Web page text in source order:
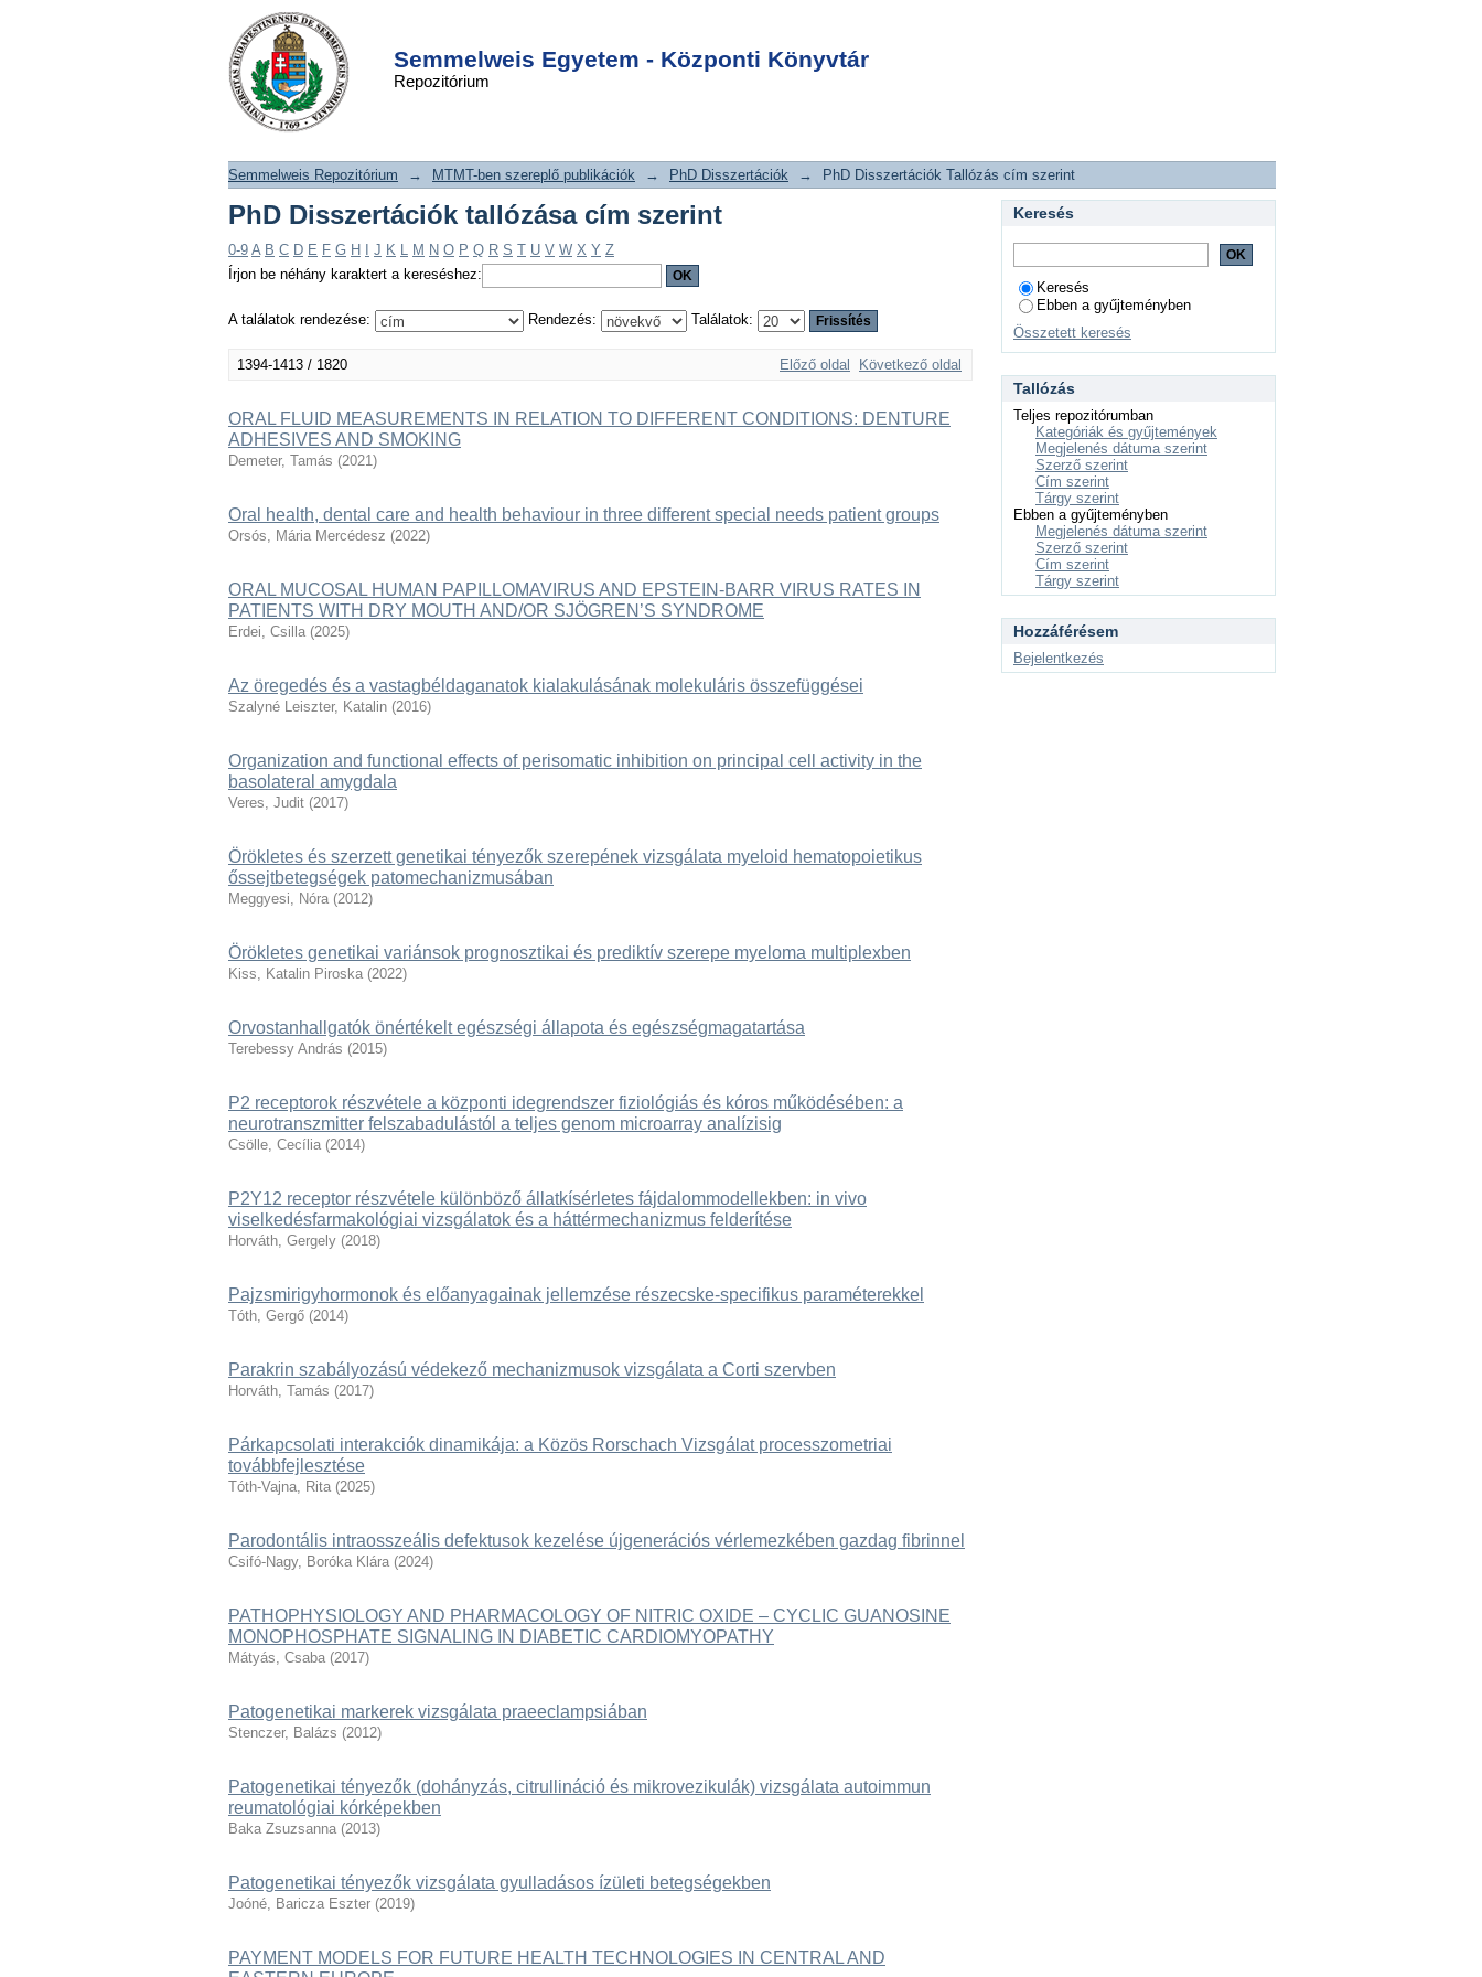
Semmelweis Egyetem - Központi Könyvtár
Repozitórium
PhD Disszertációk tallózása cím
szerint
DSpace/Manakin Repository
Semmelweis Repozitórium → MTMT-ben szereplő publikációk → PhD Disszertációk → PhD Disszertációk Tallózás cím szerint
PhD Disszertációk tallózása cím szerint
0-9 A B C D E F G H J K L M N O P Q R S T U V W X Y Z
Írjon be néhány karaktert a kereséshez:
A találatok rendezése: Rendezés: Találatok:
1394-1413 / 1820 Előző oldal Következő oldal
ORAL FLUID MEASUREMENTS IN RELATION TO DIFFERENT CONDITIONS: DENTURE
ADHESIVES AND SMOKING
Demeter, Tamás (2021)
Oral health, dental care and health behaviour in three different special needs patient groups
Orsós, Mária Mercédesz (2022)
ORAL MUCOSAL HUMAN PAPILLOMAVIRUS AND EPSTEIN-BARR VIRUS RATES IN
PATIENTS WITH DRY MOUTH AND/OR SJÖGREN’S SYNDROME
Erdei, Csilla (2025)
Az öregedés és a vastagbéldaganatok kialakulásának molekuláris összefüggései
Szalyné Leiszter, Katalin (2016)
Organization and functional effects of perisomatic inhibition on principal cell activity in the
basolateral amygdala
Veres, Judit (2017)
Örökletes és szerzett genetikai tényezők szerepének vizsgálata myeloid hematopoietikus
őssejtbetegségek patomechanizmusában
Meggyesi, Nóra (2012)
Örökletes genetikai variánsok prognosztikai és prediktív szerepe myeloma multiplexben
Kiss, Katalin Piroska (2022)
Orvostanhallgatók önértékelt egészségi állapota és egészségmagatartása
Terebessy András (2015)
P2 receptorok részvétele a központi idegrendszer fiziológiás és kóros működésében: a
neurotranszmitter felszabadulástól a teljes genom microarray analízisig
Csölle, Cecília (2014)
P2Y12 receptor részvétele különböző állatkísérletes fájdalommodellekben: in vivo
viselkedésfarmakológiai vizsgálatok és a háttérmechanizmus felderítése
Horváth, Gergely (2018)
Pajzsmirigyhormonok és előanyagainak jellemzése részecske-specifikus paraméterekkel
Tóth, Gergő (2014)
Parakrin szabályozású védekező mechanizmusok vizsgálata a Corti szervben
Horváth, Tamás (2017)
Párkapcsolati interakciók dinamikája: a Közös Rorschach Vizsgálat processzometriai
továbbfejlesztése
Tóth-Vajna, Rita (2025)
Parodontális intraosszeális defektusok kezelése újgenerációs vérlemezkében gazdag fibrinnel
Csifó-Nagy, Boróka Klára (2024)
PATHOPHYSIOLOGY AND PHARMACOLOGY OF NITRIC OXIDE – CYCLIC GUANOSINE
MONOPHOSPHATE SIGNALING IN DIABETIC CARDIOMYOPATHY
Mátyás, Csaba (2017)
Patogenetikai markerek vizsgálata praeeclampsiában
Stenczer, Balázs (2012)
Patogenetikai tényezők (dohányzás, citrullináció és mikrovezikulák) vizsgálata autoimmun
reumatológiai kórképekben
Baka Zsuzsanna (2013)
Patogenetikai tényezők vizsgálata gyulladásos ízületi betegségekben
Joóné, Baricza Eszter (2019)
PAYMENT MODELS FOR FUTURE HEALTH TECHNOLOGIES IN CENTRAL AND
Keresés
Keresés
Ebben a gyűjteményben
Összetett keresés
Tallózás
Teljes repozitórumban
Kategóriák és gyűjtemények
Megjelenés dátuma szerint
Szerző szerint
Cím szerint
Tárgy szerint
Ebben a gyűjteményben
Megjelenés dátuma szerint
Szerző szerint
Cím szerint
Tárgy szerint
Hozzáférésem
Bejelentkezés